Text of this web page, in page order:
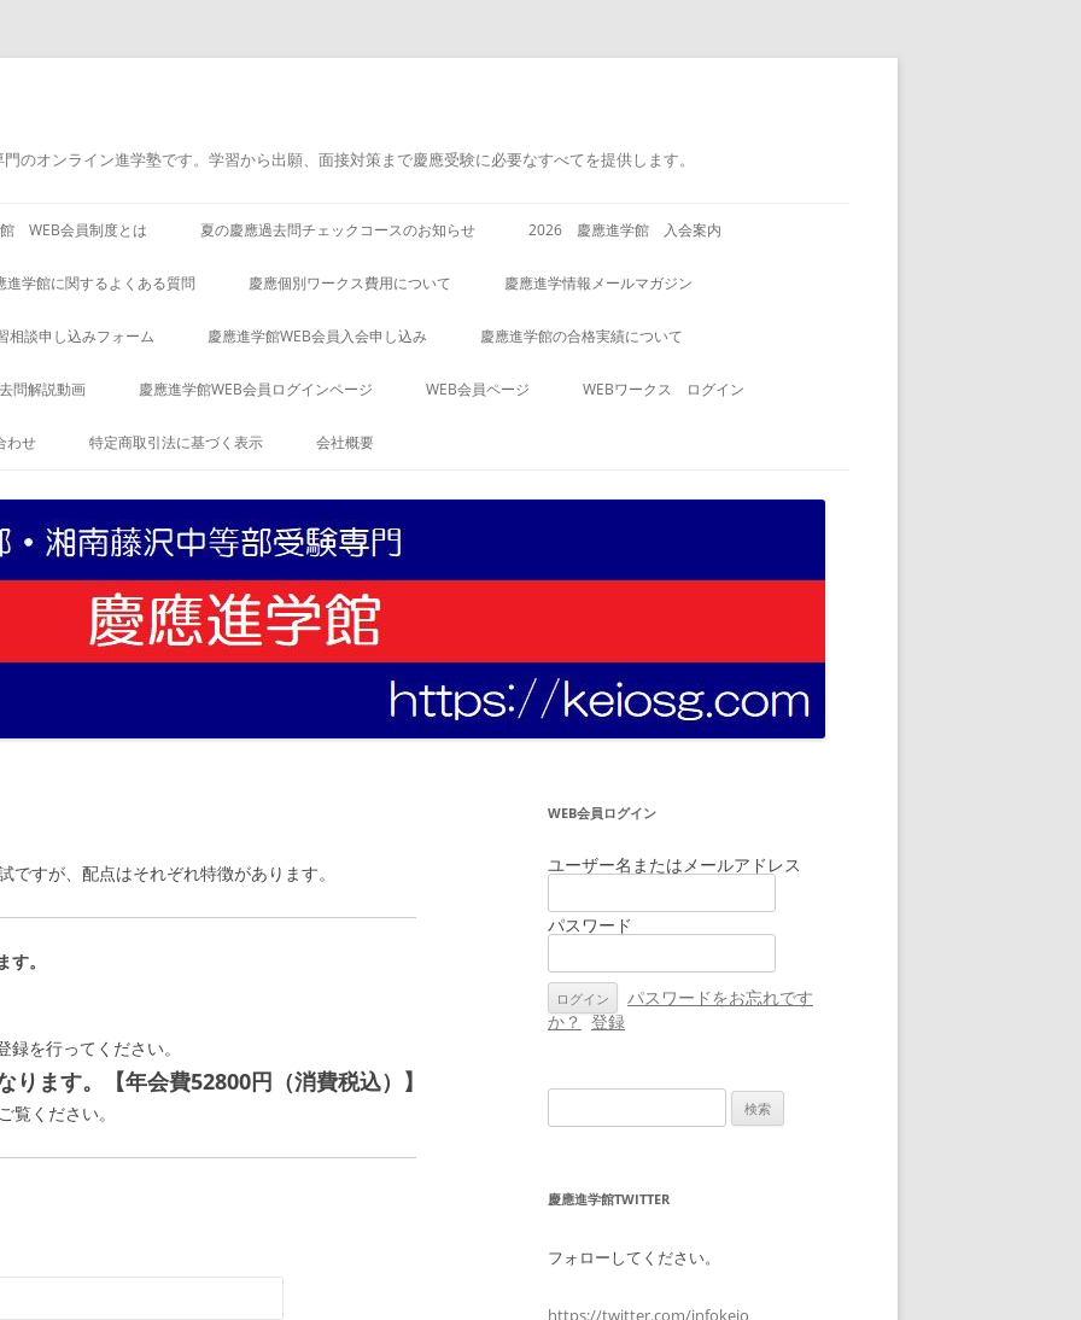
のオンライン進学塾です。学習から出願、面接対策まで慶應受験に必要なすべてを提供します。
WEB会員制度とは 夏の慶應過去問チェックコースのお知らせ 2026 慶應進学館 入会案内
進学館に関するよくある質問 慶應個別ワークス費用について 慶應進学情報メールマガジン
相談申し込みフォーム 慶應進学館WEB会員入会申し込み 慶應進学館の合格実績について
問解説動画 慶應進学館WEB会員ログインページ WEB会員ページ WEBワークス ログイン
わせ 特定商取引法に基づく表示 会社概要
すが、配点はそれぞれ特徴があります。
。
を行ってください。
ます。【年会費52800円（消費税込）】
覧ください。
WEB会員ログイン
ユーザー名またはメールアドレス
パスワード
パスワードをお忘れです
か？ 登録
索:
慶應進学館TWITTER
フォローしてください。
https://twitter.com/infokeio